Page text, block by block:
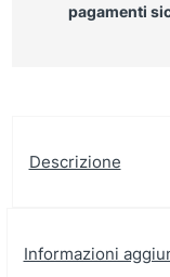
pagamenti
Descrizione
Informazioni